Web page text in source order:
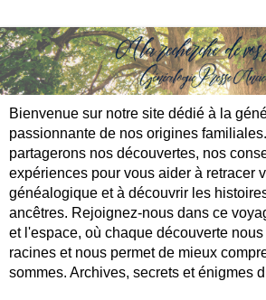
Bienvenue sur notre site dédié à la
passionnante de nos origines
partagerons nos découvertes, nos
expériences pour vous aider à retracer
généalogique et à découvrir les
ancêtres. Rejoignez-nous dans ce
et l'espace, où chaque découverte
racines et nous permet de mieux
sommes. Archives, secrets et énigmes